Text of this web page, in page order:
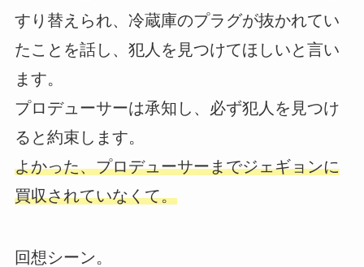
すり替えられ、冷蔵庫のプラグが抜かれてい
たことを話し、犯人を見つけてほしいと言い
ます。
プロデューサーは承知し、必ず犯人を見つけ
ると約束します。
よかった、プロデューサーまでジェギョンに
買収されていなくて。
回想シーン。